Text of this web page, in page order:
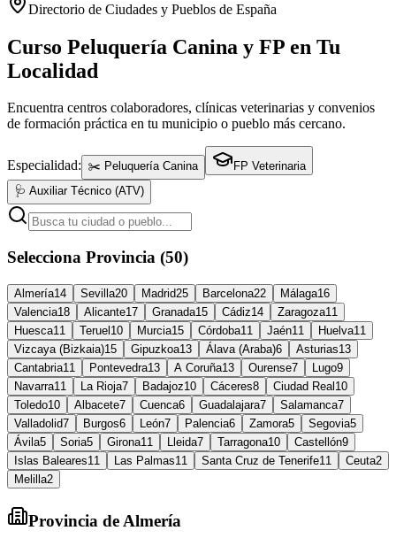
Directorio de Ciudades y Pueblos de España
Curso Peluquería Canina y FP en Tu
Localidad
Encuentra centros colaboradores, clínicas veterinarias y convenios
de formación práctica en tu municipio o pueblo más cercano.
Especialidad: ✂️ Peluquería Canina
FP Veterinaria
🩺 Auxiliar Técnico (ATV)
Selecciona Provincia (50)
Almería14 Sevilla20 Madrid25 Barcelona22 Málaga16
Valencia18 Alicante17 Granada15 Cádiz14 Zaragoza11
Huesca11 Teruel 10 Murcia15 Córdoba11 Jaén11 Huelva11
Vizcaya (Bizkaia)15 Gipuzkoa13 Álava (Araba)6 Asturias13
Cantabria11 Pontevedra13 A Coruña13 Ourense7 Lugo9
Navarra11 La Rioja7 Badajoz10 Cáceres8 Ciudad Real 10
Toledo10 Albacete7 Cuenca6 Guadalajara7 Salamanca7
Valladolid7 Burgos6 León7 Palencia6 Zamora5 Segovia5
Ávila5 Soria5 Girona11 Lleida7 Tarragona10 Castellón9
Islas Baleares11 Las Palmas11 Santa Cruz de Tenerife11 Ceuta2
Melilla2
Provincia de Almería